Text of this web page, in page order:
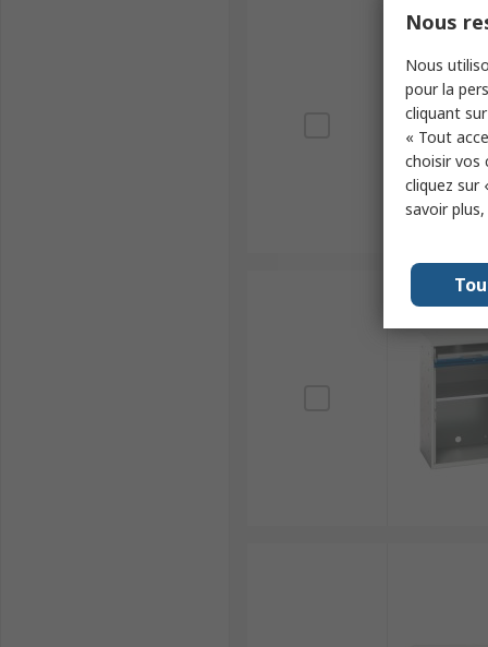
Nous
Nous
pour la
cliquant sur
« Tout
choisir vos
cliquez sur
savoir